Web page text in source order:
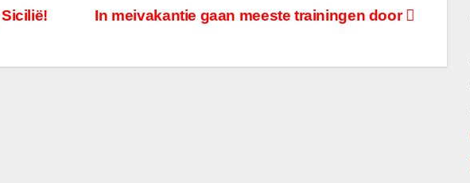
In meivakantie gaan meeste trainingen door